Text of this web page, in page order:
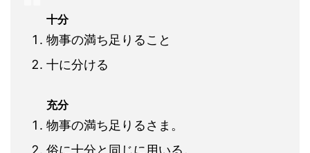
十分
物事の満ち足りること
十に分ける
充分
物事の満ち足りるさま。
俗に十分と同じに用いる。